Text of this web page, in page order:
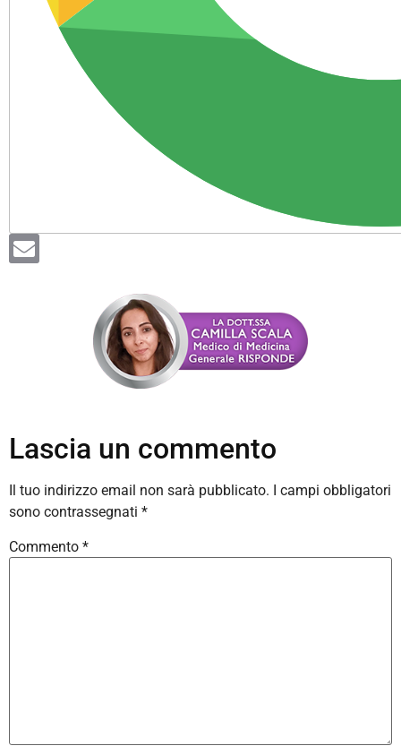
Lascia un commento
Il tuo indirizzo email non sarà pubblicato. I campi obbligatori
sono contrassegnati *
Commento *